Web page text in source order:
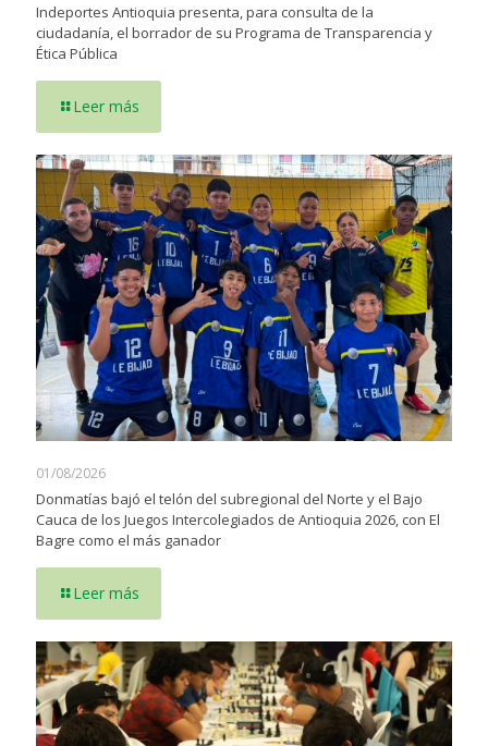
Indeportes Antioquia presenta, para consulta de la
ciudadanía, el borrador de su Programa de Transparencia y
Ética Pública
Leer más
01/08/2026
Donmatías bajó el telón del subregional del Norte y el Bajo
Cauca de los Juegos Intercolegiados de Antioquia 2026, con El
Bagre como el más ganador
Leer más